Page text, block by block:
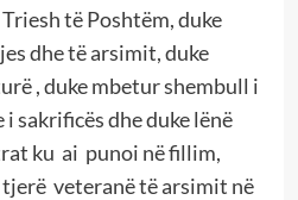
të Poshtëm, duke
dhe të arsimit, duke
, duke mbetur shembull i
sakrificës dhe duke lënë
ku ai punoi në fillim,
veteranë të arsimit në